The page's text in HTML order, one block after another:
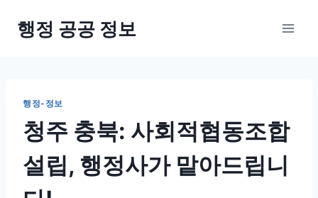
행정 공공 정보
행정-정보
청주 충북: 사회적협동조합
설립, 행정사가 맡아드립니